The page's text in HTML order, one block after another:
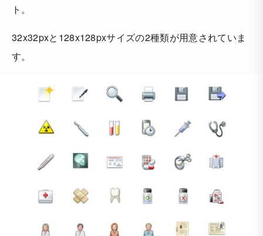
ト。
32x32pxと128x128pxサイズの2種類が用意されていま
す。